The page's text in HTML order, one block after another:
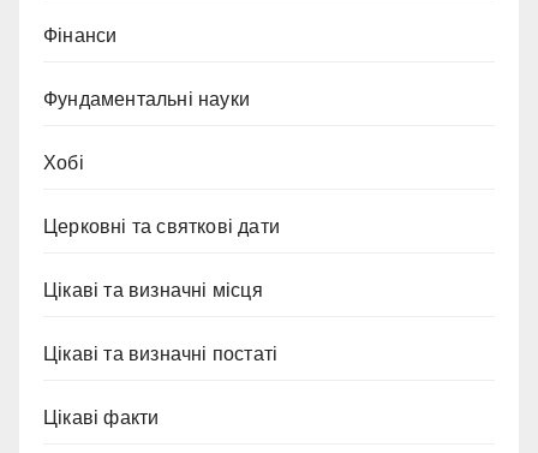
Фінанси
Фундаментальні науки
Хобі
Церковні та святкові дати
Цікаві та визначні місця
Цікаві та визначні постаті
Цікаві факти